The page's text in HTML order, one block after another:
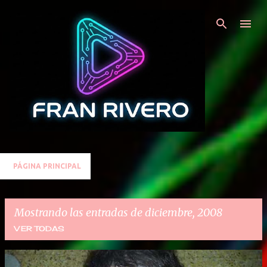
Ir al contenido principal
PÁGINA PRINCIPAL
Mostrando las entradas de diciembre, 2008
VER TODAS